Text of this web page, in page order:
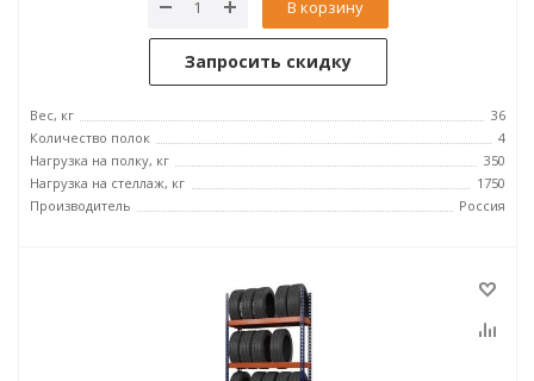
В корзину
Запросить скидку
Вес, кг
36
Количество полок
4
Нагрузка на полку, кг
350
Нагрузка на стеллаж, кг
1750
Производитель
Россия